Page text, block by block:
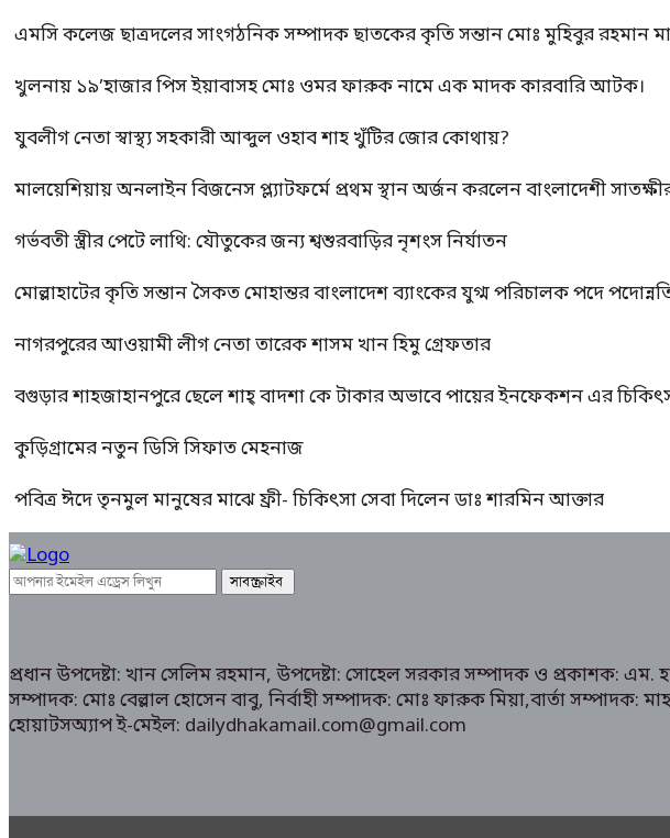
এমসি কলেজ ছাত্রদলের সাংগঠনিক সম্পাদক ছাতকের কৃতি সন্তান মোঃ মুহিবুর রহমান
খুলনায় ১৯’হাজার পিস ইয়াবাসহ মোঃ ওমর ফারুক নামে এক মাদক কারবারি আটক।
যুবলীগ নেতা স্বাস্থ্য সহকারী আব্দুল ওহাব শাহ খুঁটির জোর কোথায়?
মালয়েশিয়ায় অনলাইন বিজনেস প্ল্যাটফর্মে প্রথম স্থান অর্জন করলেন বাংলাদেশী
গর্ভবতী স্ত্রীর পেটে লাথি: যৌতুকের জন্য শ্বশুরবাড়ির নৃশংস নির্যাতন
মোল্লাহাটের কৃতি সন্তান সৈকত মোহান্তর বাংলাদেশ ব্যাংকের যুগ্ম পরিচালক পদে
নাগরপুরের আওয়ামী লীগ নেতা তারেক শাসম খান হিমু গ্রেফতার
বগুড়ার শাহজাহানপুরে ছেলে শাহ্ বাদশা কে টাকার অভাবে পায়ের ইনফেকশন এর
কুড়িগ্রামের নতুন ডিসি সিফাত মেহনাজ
পবিত্র ঈদে তৃনমুল মানুষের মাঝে ফ্রী- চিকিৎসা সেবা দিলেন ডাঃ শারমিন আক্তার
প্রধান উপদেষ্টা: খান সেলিম রহমান, উপদেষ্টা: সোহেল সরকার সম্পাদক ও প্রকাশক:
সম্পাদক: মোঃ বেল্লাল হোসেন বাবু, নির্বাহী সম্পাদক: মোঃ ফারুক মিয়া,বার্তা
হোয়াটসঅ্যাপ ই-মেইল: dailydhakamail.com@gmail.com